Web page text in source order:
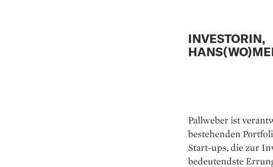
INVESTORIN,
Pallweber ist
bestehenden
Start-ups, die zur
bedeutendste